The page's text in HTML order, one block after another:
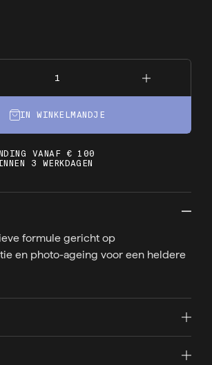
IN WINKELMANDJE
VANAF € 100
3 WERKDAGEN
formule gericht op
en photo-ageing voor een heldere